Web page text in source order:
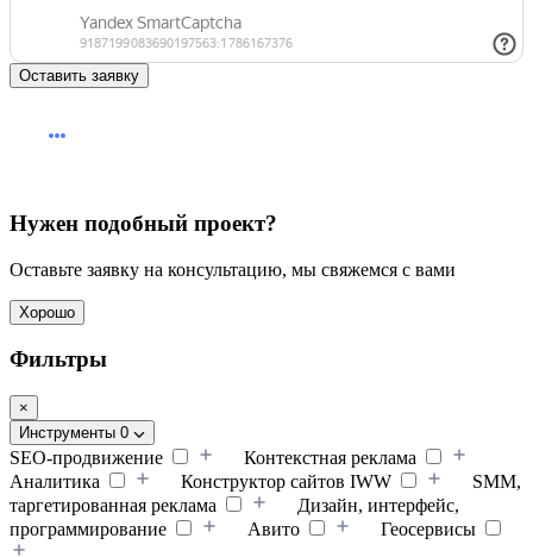
Оставить заявку
Нужен подобный проект?
Оставьте заявку на консультацию, мы свяжемся с вами
Хорошо
Фильтры
×
Инструменты 0
SEO-продвижение
Контекстная реклама
Аналитика
Конструктор сайтов IWW
SMM,
таргетированная реклама
Дизайн, интерфейс,
программирование
Авито Геосервисы